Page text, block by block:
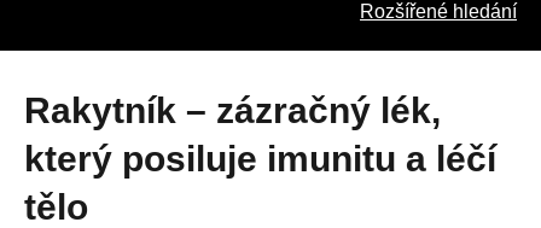
Rozšířené hledání
Rakytník – zázračný lék,
který posiluje imunitu a léčí
tělo